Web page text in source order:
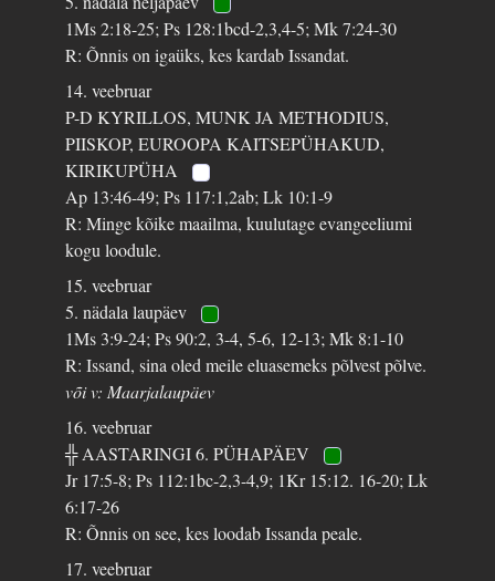
1Ms 2:18-25; Ps 128:1bcd-2,3,4-5; Mk 7:24-30
R: Õnnis on igaüks, kes kardab Issandat.
14. veebruar
P-D KYRILLOS, MUNK JA METHODIUS,
PIISKOP, EUROOPA KAITSEPÜHAKUD,
KIRIKUPÜHA
Ap 13:46-49; Ps 117:1,2ab; Lk 10:1-9
R: Minge kõike maailma, kuulutage evangeeliumi
kogu loodule.
15. veebruar
5. nädala laupäev
1Ms 3:9-24; Ps 90:2, 3-4, 5-6, 12-13; Mk 8:1-10
R: Issand, sina oled meile eluasemeks põlvest põlve.
või v: Maarjalaupäev
16. veebruar
╬ AASTARINGI 6. PÜHAPÄEV
Jr 17:5-8; Ps 112:1bc-2,3-4,9; 1Kr 15:12. 16-20; Lk
6:17-26
R: Õnnis on see, kes loodab Issanda peale.
17. veebruar